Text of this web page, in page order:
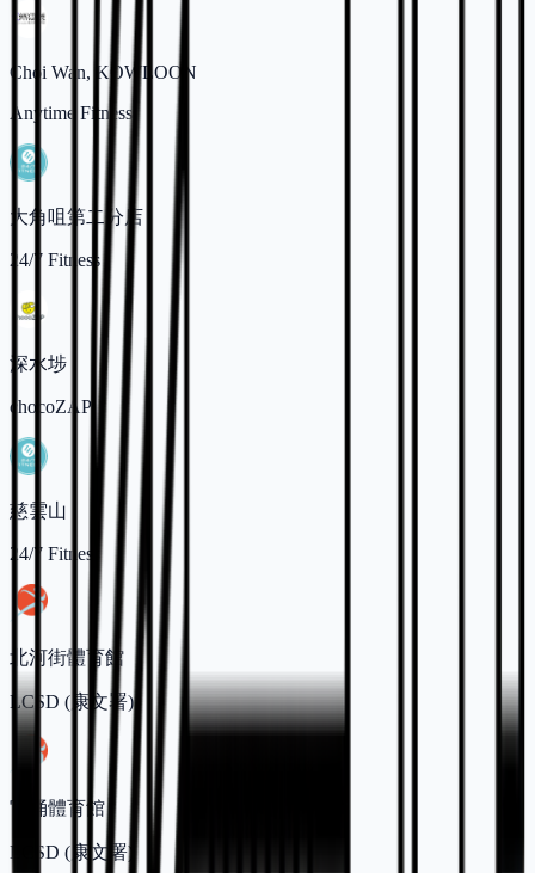
Choi Wan, KOWLOON
Anytime Fitness
大角咀第二分店
24/7 Fitness
深水埗
chocoZAP
慈雲山
24/7 Fitness
北河街體育館
LCSD (康文署)
官涌體育館
LCSD (康文署)